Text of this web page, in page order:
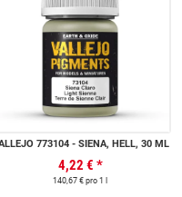
VALLEJO 773104 - SIENA, HELL, 30 ML
4,22 € *
140,67 € pro 1 l